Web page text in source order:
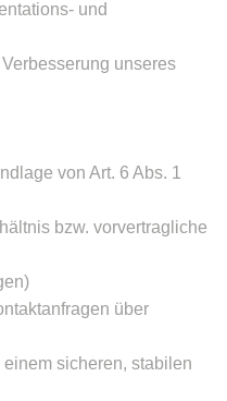
und
unseres
von Art. 6 Abs. 1
bzw. vorvertragliche
über
sicheren, stabilen